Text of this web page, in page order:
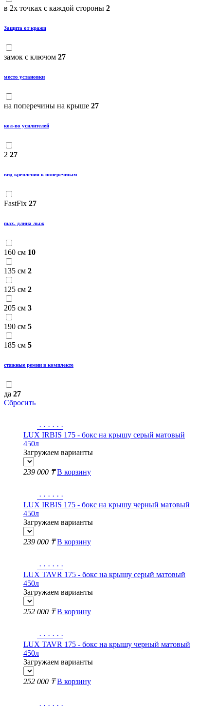
в 2х точках с каждой стороны 2
Защита от кражи
замок с ключом 27
место установки
на поперечины на крыше 27
кол-во усилителей
2 27
вид крепления к поперечинам
FastFix 27
max. длина лыж
160 см 10
135 см 2
125 см 2
205 см 3
190 см 5
185 см 5
стяжные ремни в комплекте
да 27
Сбросить
· · · · · ·
LUX IRBIS 175 - бокс на крышу серый матовый
450л
Загружаем варианты
239 000 ₸ В корзину
· · · · · ·
LUX IRBIS 175 - бокс на крышу черный матовый
450л
Загружаем варианты
239 000 ₸ В корзину
· · · · · ·
LUX TAVR 175 - бокс на крышу серый матовый
450л
Загружаем варианты
252 000 ₸ В корзину
· · · · · ·
LUX TAVR 175 - бокс на крышу черный матовый
450л
Загружаем варианты
252 000 ₸ В корзину
· · · · · ·